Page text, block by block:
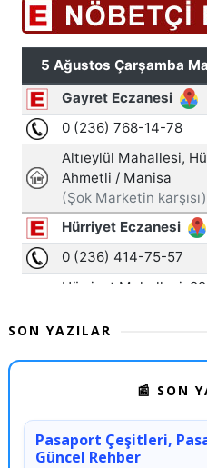
SON YAZILAR
📰 SON
Pasaport Çeşitleri,
Güncel Rehber